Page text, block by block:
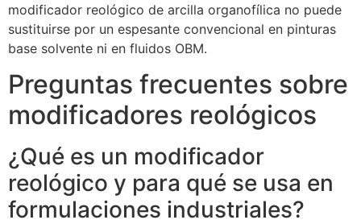
modificador reológico de arcilla organofílica no puede
sustituirse por un espesante convencional en pinturas
base solvente ni en fluidos OBM.
Preguntas frecuentes sobre
modificadores reológicos
¿Qué es un modificador
reológico y para qué se usa en
formulaciones industriales?